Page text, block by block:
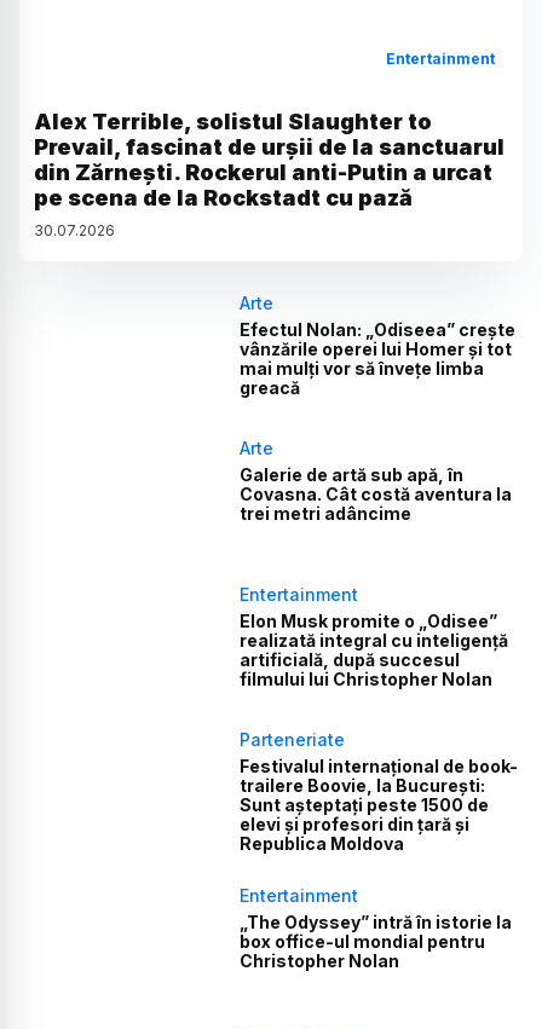
Entertainment
Alex Terrible, solistul Slaughter to
Prevail, fascinat de urșii de la sanctuarul
din Zărnești. Rockerul anti-Putin a urcat
pe scena de la Rockstadt cu pază
30.07.2026
Arte
Efectul Nolan: „Odiseea” crește
vânzările operei lui Homer și tot
mai mulți vor să învețe limba
greacă
Arte
Galerie de artă sub apă, în
Covasna. Cât costă aventura la
trei metri adâncime
Entertainment
Elon Musk promite o „Odisee”
realizată integral cu inteligență
artificială, după succesul
filmului lui Christopher Nolan
Parteneriate
Festivalul internațional de book-
trailere Boovie, la București:
Sunt așteptați peste 1500 de
elevi și profesori din țară și
Republica Moldova
Entertainment
„The Odyssey” intră în istorie la
box office-ul mondial pentru
Christopher Nolan